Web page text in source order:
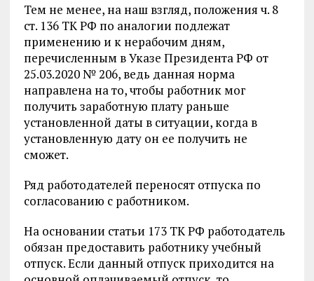
Тем не менее, на наш взгляд, положения ч. 8
ст. 136 ТК РФ по аналогии подлежат
применению и к нерабочим дням,
перечисленным в Указе Президента РФ от
25.03.2020 № 206, ведь данная норма
направлена на то, чтобы работник мог
получить заработную плату раньше
установленной даты в ситуации, когда в
установленную дату он ее получить не
сможет.
Ряд работодателей переносят отпуска по
согласованию с работником.
На основании статьи 173 ТК РФ работодатель
обязан предоставить работнику учебный
отпуск. Если данный отпуск приходится на